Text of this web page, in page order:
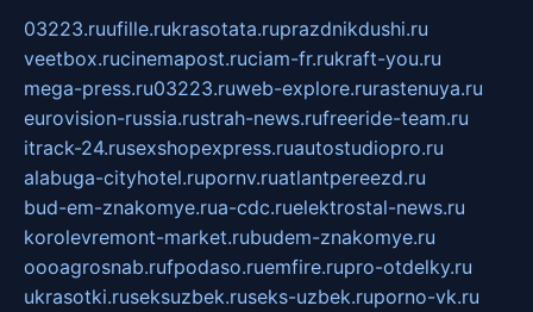
03223.ruufille.rukrasotata.ruprazdnikdushi.ru
veetbox.rucinemapost.ruciam-fr.rukraft-you.ru
mega-press.ru03223.ruweb-explore.rurastenuya.ru
eurovision-russia.rustrah-news.rufreeride-team.ru
itrack-24.rusexshopexpress.ruautostudiopro.ru
alabuga-cityhotel.rupornv.ruatlantpereezd.ru
bud-em-znakomye.rua-cdc.ruelektrostal-news.ru
korolevremont-market.rubudem-znakomye.ru
oooagrosnab.rufpodaso.ruemfire.rupro-otdelky.ru
ukrasotki.ruseksuzbek.ruseks-uzbek.ruporno-vk.ru